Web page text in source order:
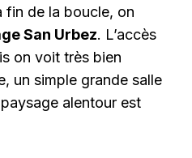
fin de la boucle, on
San Urbez. L’accès
on voit très bien
un simple grande salle
alentour est